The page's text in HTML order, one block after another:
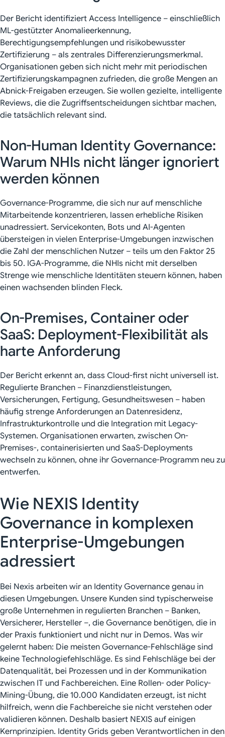
Der Bericht identifiziert Access Intelligence – einschließlich
ML-gestützter Anomalieerkennung,
Berechtigungsempfehlungen und risikobewusster
Zertifizierung – als zentrales Differenzierungsmerkmal.
Organisationen geben sich nicht mehr mit periodischen
Zertifizierungskampagnen zufrieden, die große Mengen an
Abnick-Freigaben erzeugen. Sie wollen gezielte, intelligente
Reviews, die die Zugriffsentscheidungen sichtbar machen,
die tatsächlich relevant sind.
Non-Human Identity Governance:
Warum NHIs nicht länger ignoriert
werden können
Governance-Programme, die sich nur auf menschliche
Mitarbeitende konzentrieren, lassen erhebliche Risiken
unadressiert. Servicekonten, Bots und AI-Agenten
übersteigen in vielen Enterprise-Umgebungen inzwischen
die Zahl der menschlichen Nutzer – teils um den Faktor 25
bis 50. IGA-Programme, die NHIs nicht mit derselben
Strenge wie menschliche Identitäten steuern können, haben
einen wachsenden blinden Fleck.
On-Premises, Container oder
SaaS: Deployment-Flexibilität als
harte Anforderung
Der Bericht erkennt an, dass Cloud-first nicht universell ist.
Regulierte Branchen – Finanzdienstleistungen,
Versicherungen, Fertigung, Gesundheitswesen – haben
häufig strenge Anforderungen an Datenresidenz,
Infrastrukturkontrolle und die Integration mit Legacy-
Systemen. Organisationen erwarten, zwischen On-
Premises-, containerisierten und SaaS-Deployments
wechseln zu können, ohne ihr Governance-Programm neu zu
entwerfen.
Wie NEXIS Identity
Governance in komplexen
Enterprise-Umgebungen
adressiert
Bei Nexis arbeiten wir an Identity Governance genau in
diesen Umgebungen. Unsere Kunden sind typischerweise
große Unternehmen in regulierten Branchen – Banken,
Versicherer, Hersteller –, die Governance benötigen, die in
der Praxis funktioniert und nicht nur in Demos. Was wir
gelernt haben: Die meisten Governance-Fehlschläge sind
keine Technologiefehlschläge. Es sind Fehlschläge bei der
Datenqualität, bei Prozessen und in der Kommunikation
zwischen IT und Fachbereichen. Eine Rollen- oder Policy-
Mining-Übung, die 10.000 Kandidaten erzeugt, ist nicht
hilfreich, wenn die Fachbereiche sie nicht verstehen oder
validieren können. Deshalb basiert NEXIS auf einigen
Kernprinzipien. Identity Grids geben Verantwortlichen in den